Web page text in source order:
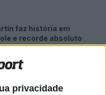
privacidade
faz história em
e recorde absoluto
e Lecuona conquistam